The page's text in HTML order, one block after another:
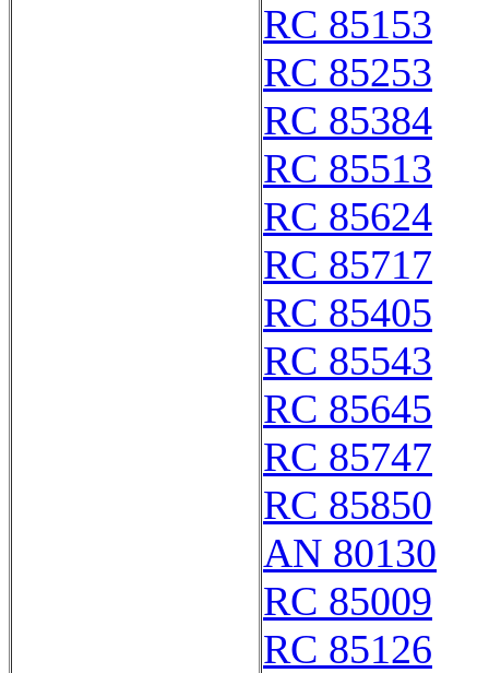
RC 85153
RC 85253
RC 85384
RC 85513
RC 85624
RC 85717
RC 85405
RC 85543
RC 85645
RC 85747
RC 85850
AN 80130
RC 85009
RC 85126